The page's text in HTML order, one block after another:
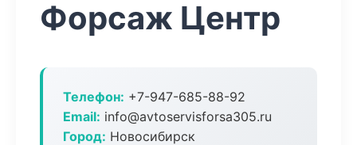
Форсаж Центр
Телефон: +7-947-685-88-92
Email: info@avtoservisforsa305.ru
Город: Новосибирск